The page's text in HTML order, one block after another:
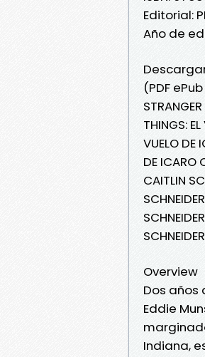
Editorial:
Año de
Descargar
(PDF
THINGS:
VUELO DE
DE ICARO
CAITLIN
Overview
Dos
Eddie
Indiana,